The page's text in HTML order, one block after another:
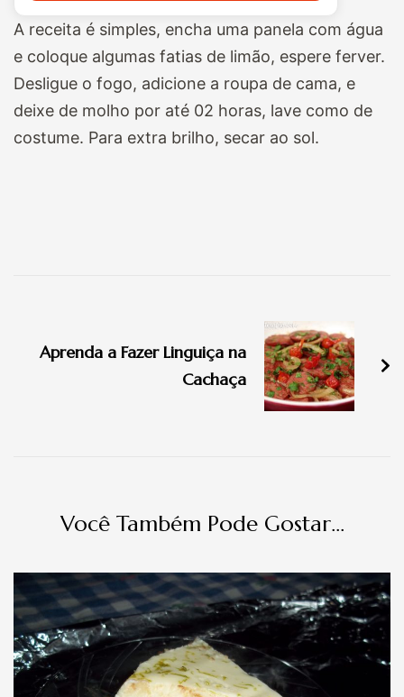
A receita é simples, encha uma panela com água
e coloque algumas fatias de limão, espere ferver.
Desligue o fogo, adicione a roupa de cama, e
deixe de molho por até 02 horas, lave como de
costume. Para extra brilho, secar ao sol.
post
Aprenda a Fazer Linguiça na
Cachaça
Você Também Pode Gostar...